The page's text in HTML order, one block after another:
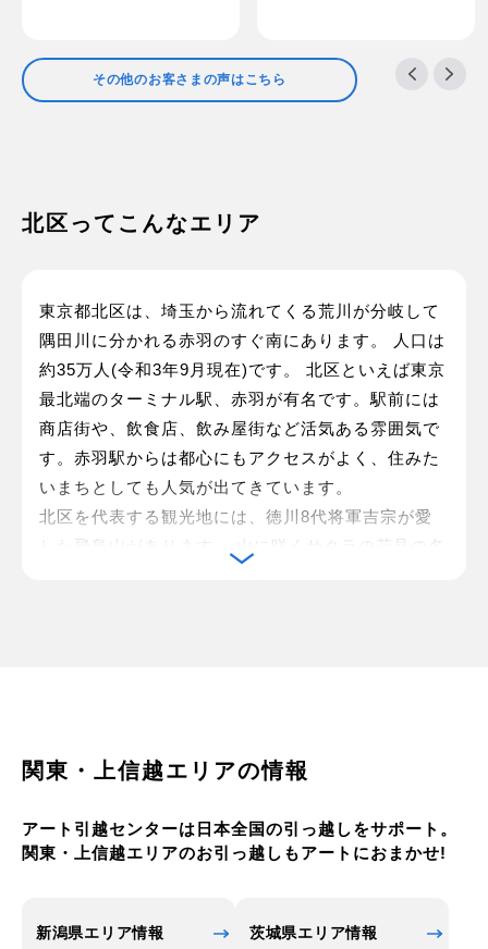
その他のお客さまの声はこちら
北区ってこんなエリア
東京都北区は、埼玉から流れてくる荒川が分岐して
隅田川に分かれる赤羽のすぐ南にあります。 人口は
約35万人(令和3年9月現在)です。 北区といえば東京
最北端のターミナル駅、赤羽が有名です。駅前には
商店街や、飲食店、飲み屋街など活気ある雰囲気で
す。赤羽駅からは都心にもアクセスがよく、住みた
いまちとしても人気が出てきています。
北区を代表する観光地には、徳川8代将軍吉宗が愛
した飛鳥山があります。 山に咲くサクラの花見の名
のイメージを高める戦略として平成14年より始まっ
使）を務める内田康夫氏にちなんでつけられたこの
のテレビドラマには、平塚神社の平塚亭の豆大福な
関東・上信越エリアの情報
アート引越センターは日本全国の引っ越しをサポート。
関東・上信越エリアのお引っ越しもアートにおまかせ!
新潟県エリア情報 茨城県エリア情報